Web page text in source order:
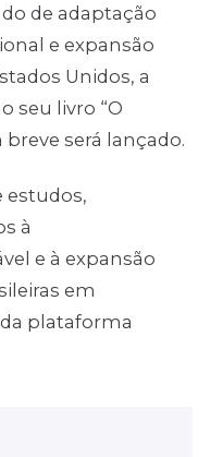
de adaptação
e expansão
Unidos, a
seu livro “O
será lançado.
estudos,
à
e à expansão
em
plataforma